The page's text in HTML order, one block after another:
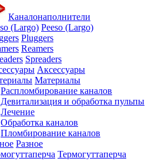
Каналонаполнители
Peeso (Largo)
Pluggers
Reamers
Spreaders
Аксессуары
Материалы
Распломбирование каналов
Девитализация и обработка пульпы
Лечение
Обработка каналов
Пломбирование каналов
Разное
Термогуттаперча